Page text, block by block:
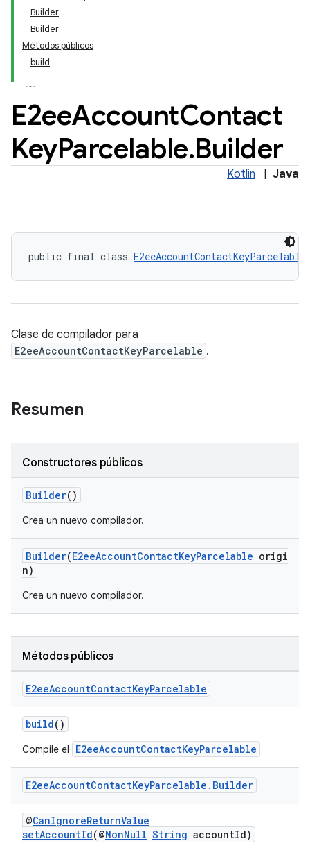
Builder
Builder
Métodos públicos
build
E2eeAccountContact
KeyParcelable.Builder
Kotlin Java
public final class
Clase de compilador para
E2eeAccountContactKeyParcelable .
Resumen
Constructores públicos
Builder()
Crea un nuevo compilador.
Builder(E2eeAccountContactKeyParcelable origi
n)
Crea un nuevo compilador.
Métodos públicos
E2eeAccountContactKeyParcelable
build()
Compile el E2eeAccountContactKeyParcelable
E2eeAccountContactKeyParcelable . Builder
@CanIgnoreReturnValue
setAccountId(@NonNull String accountId)